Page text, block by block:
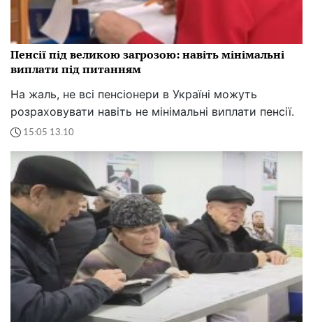
Пенсії під великою загрозою: навіть мінімальні
виплати під питанням
На жаль, не всі пенсіонери в Україні можуть
розраховувати навіть не мінімальні виплати пенсії.
15:05 13.10